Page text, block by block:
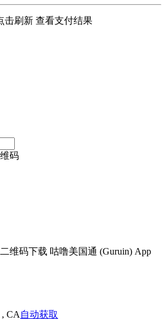
击刷新 查看支付结果
码
维码下载 咕噜美国通 (Guruin) App
CA 自动获取